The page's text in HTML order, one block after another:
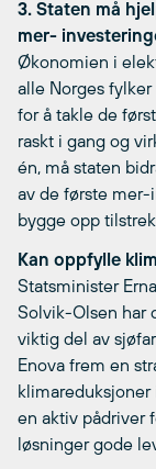
3. Staten må
mer-
Økonomien i
alle Norges
for å takle de
raskt i gang og
én, må staten
av de første mer-
bygge opp
Kan oppfylle
Statsminister
Solvik-Olsen har
viktig del av
Enova frem en
en aktiv pådriver
løsninger gode